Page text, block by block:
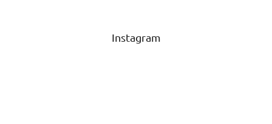
Instagram